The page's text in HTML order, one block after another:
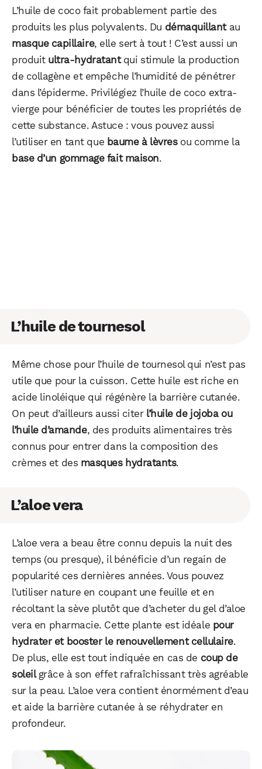
L’huile de coco fait probablement partie des
produits les plus polyvalents. Du démaquillantau
masque capillaire, elle sert à tout ! C’est aussi un
produit ultra-hydratantqui stimule la production
de collagène et empêche l’humidité de pénétrer
dans l’épiderme. Privilégiez l’huile de coco extra-
vierge pour bénéficier de toutes les propriétés de
cette substance. Astuce : vous pouvez aussi
l’utiliser en tant que baume à lèvresou comme la
base d’un gommage fait maison.
L’huile de tournesol
Même chose pour l’huile de tournesol qui n’est pas
utile que pour la cuisson. Cette huile est riche en
acide linoléique qui régénère la barrière cutanée.
On peut d’ailleurs aussi citer l’huile de jojoba ou
l’huile d’amande, des produits alimentaires très
connus pour entrer dans la composition des
crèmes et des masques hydratants.
L’aloe vera
L’aloe vera a beau être connu depuis la nuit des
temps (ou presque), il bénéficie d’un regain de
popularité ces dernières années. Vous pouvez
l’utiliser nature en coupant une feuille et en
récoltant la sève plutôt que d’acheter du gel d’aloe
vera en pharmacie. Cette plante est idéale pour
hydrater et booster le renouvellement cellulaire.
De plus, elle est tout indiquée en cas de coup de
soleilgrâce à son effet rafraîchissant très agréable
sur la peau. L’aloe vera contient énormément d’eau
et aide la barrière cutanée à se réhydrater en
profondeur.